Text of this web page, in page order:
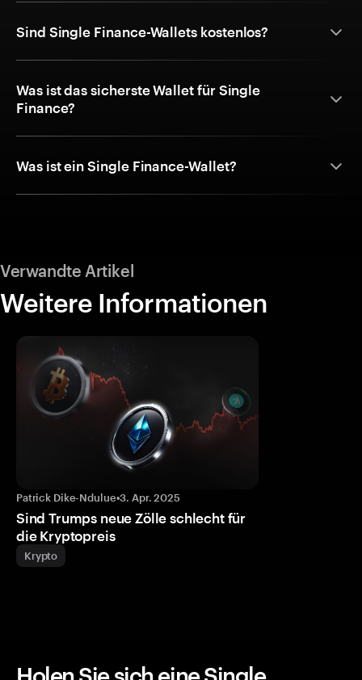
Sind Single Finance-Wallets kostenlos?
Was ist das sicherste Wallet für Single
Finance?
Was ist ein Single Finance-Wallet?
Verwandte Artikel
Weitere Informationen
Patrick Dike-Ndulue•3. Apr. 2025
Sind Trumps neue Zölle schlecht für
die Kryptopreis
Krypto